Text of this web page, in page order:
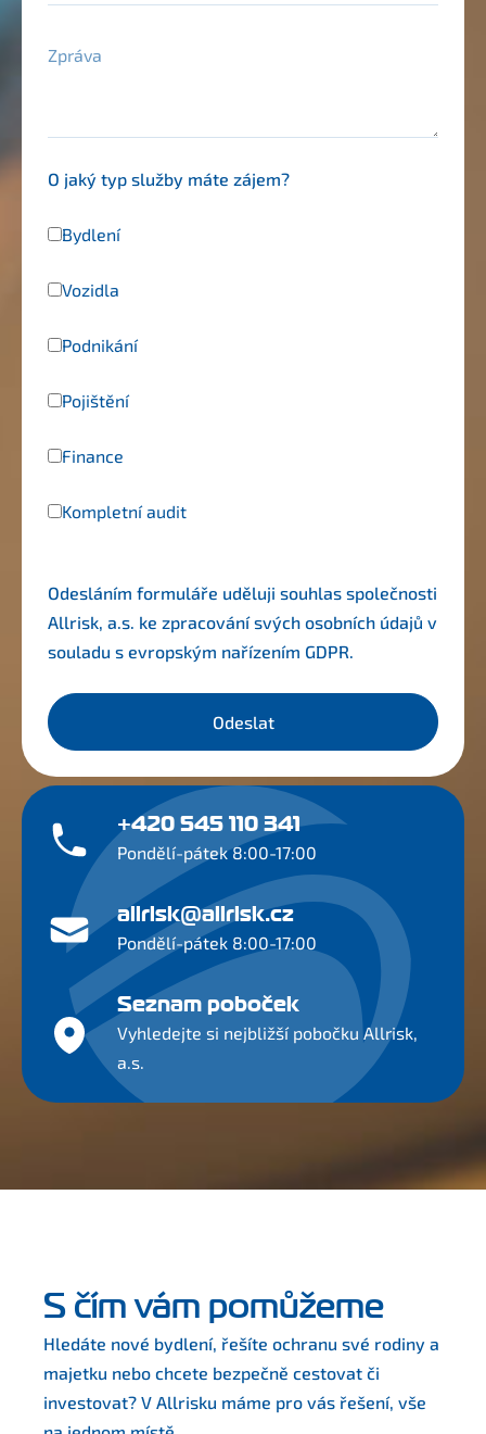
Zpráva
O jaký typ služby máte zájem?
Bydlení
Vozidla
Podnikání
Pojištění
Finance
Kompletní audit
Odesláním formuláře uděluji souhlas společnosti
Allrisk, a.s. ke zpracování svých osobních údajů v
souladu s evropským nařízením GDPR.
Odeslat
+420 545 110 341
Pondělí-pátek 8:00-17:00
allrisk@allrisk.cz
Pondělí-pátek 8:00-17:00
Seznam poboček
Vyhledejte si nejbližší pobočku Allrisk,
a.s.
S čím vám pomůžeme
Hledáte nové bydlení, řešíte ochranu své rodiny a
majetku nebo chcete bezpečně cestovat či
investovat? V Allrisku máme pro vás řešení, vše